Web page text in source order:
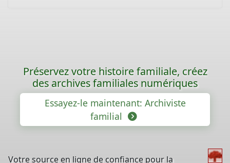
Préservez votre histoire familiale, créez
des archives familiales numériques
Essayez-le maintenant: Archiviste
familial
Votre source en ligne de confiance pour la